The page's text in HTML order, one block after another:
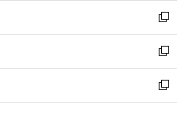
く
で
開
く
ド
ウ
で
開
く
ィ
ン
ド
ウ
で
開
し
い
ウ
ィ
ン
ド
ウ
新
し
い
ウ
ィ
ン
新
し
い
ウ
新
し